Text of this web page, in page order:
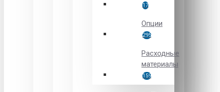
17
Опции
295
Расходные
материалы
159